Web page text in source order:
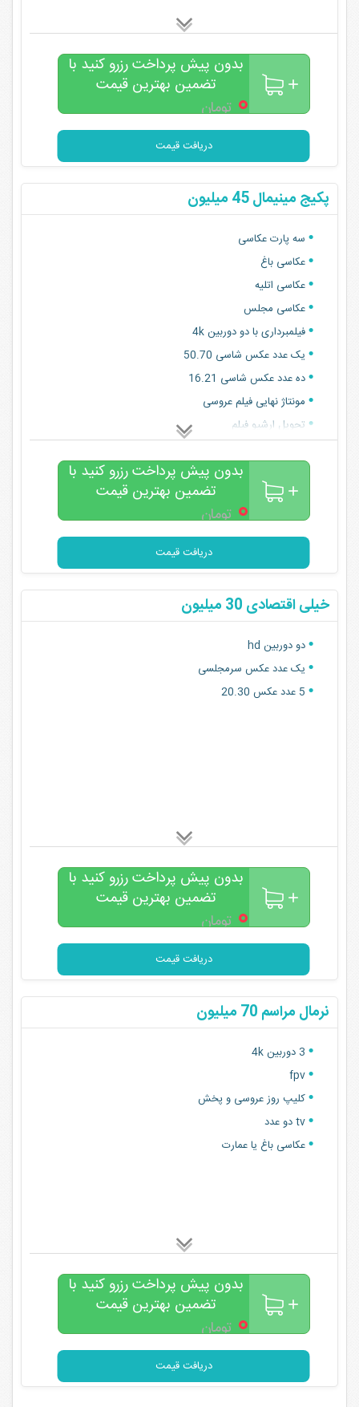
عکاسی سالگرد رایگان
کلیپ بارداری رایگانبدون پیش پرداخت رزرو کنید با
تضمین بهترین قیمت
۰تومان
دریافت قیمت
پکیج مینیمال 45 میلیون
سه پارت عکاسی
عکاسی باغ
عکاسی اتلیه
عکاسی مجلس
فیلمبرداری با دو دوربین 4k
یک عدد عکس شاسی 50.70
ده عدد عکس شاسی 16.21
مونتاژ نهایی فیلم عروسی
تحویل ارشیو فیلم
بدون پیش پرداخت رزرو کنید با
تضمین بهترین قیمت
۰تومان
دریافت قیمت
خیلی اقتصادی 30 میلیون
دو دوربین hd
یک عدد عکس سرمجلسی
بدون پیش پرداخت رزرو کنید با
تضمین بهترین قیمت
۰تومان
دریافت قیمت
نرمال مراسم 70 میلیون
کلیپ روز عروسی و پخش
عکاسی باغ یا عمارت
بدون پیش پرداخت رزرو کنید با
تضمین بهترین قیمت
۰تومان
دریافت قیمت